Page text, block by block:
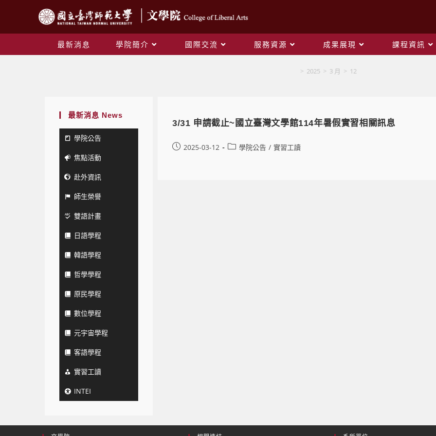
最新消息 學院簡介 國際交流 服務資源 成果展現 課程資訊
> 2025 > 3 月 > 12
最新消息 News
學院公告
焦點活動
赴外資訊
師生榮譽
雙語計畫
日語學程
韓語學程
哲學學程
原民學程
數位學程
元宇宙學程
客語學程
實習工讀
INTEI
3/31 申請截止~國立臺灣文學館114年暑假實習相關訊息
2025-03-12 學院公告 / 實習工讀